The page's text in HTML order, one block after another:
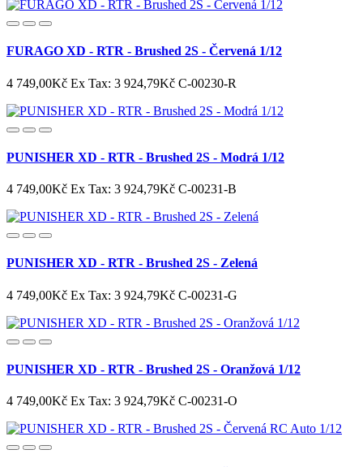
FURAGO XD - RTR - Brushed 2S - Červená 1/12
4 749,00Kč Ex Tax: 3 924,79Kč C-00230-R
PUNISHER XD - RTR - Brushed 2S - Modrá 1/12
4 749,00Kč Ex Tax: 3 924,79Kč C-00231-B
PUNISHER XD - RTR - Brushed 2S - Zelená
4 749,00Kč Ex Tax: 3 924,79Kč C-00231-G
PUNISHER XD - RTR - Brushed 2S - Oranžová 1/12
4 749,00Kč Ex Tax: 3 924,79Kč C-00231-O